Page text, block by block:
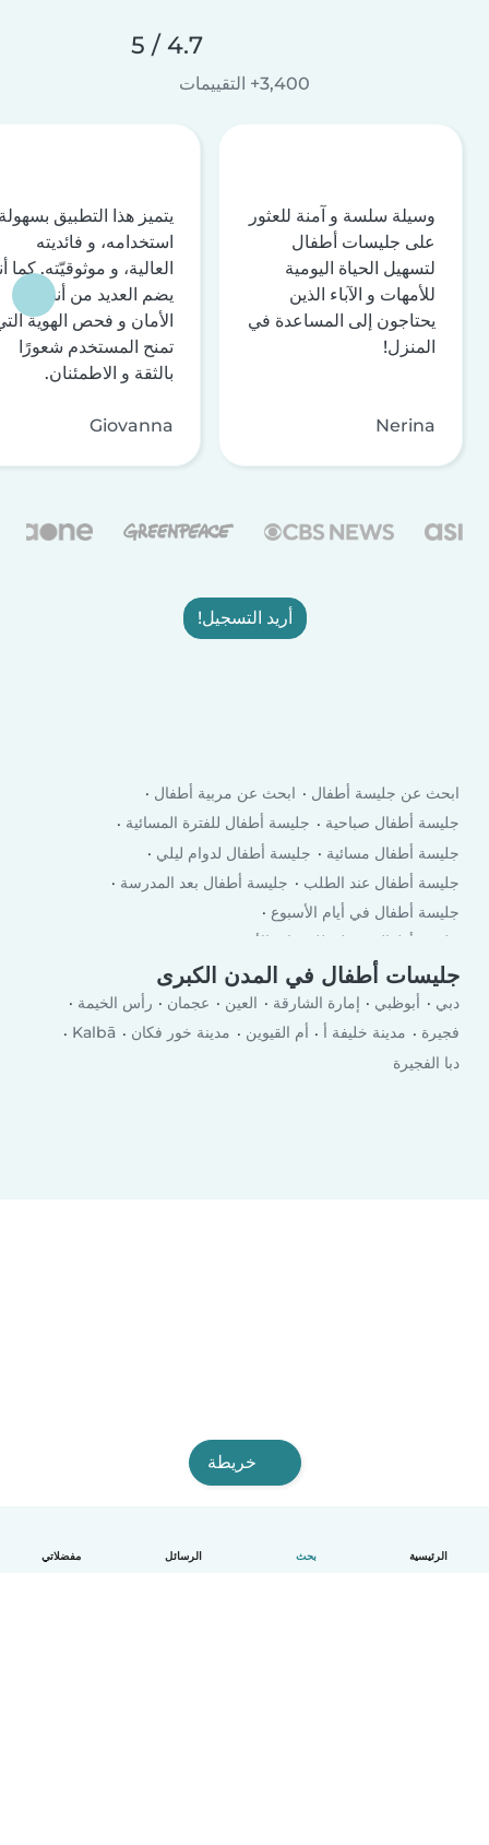
الرئيسية بحث الرسائل مفضلاتي
4.7 / 5
3,400+ التقييمات
وسيلة سلسة و آمنة للعثور
على جليسات أطفال
لتسهيل الحياة اليومية
للأمهات و الآباء الذين
يحتاجون إلى المساعدة في
المنزل!
Nerina
يتميز هذا التطبيق
استخدامه، و فائديته
العالية، و موثوقيّته. كما
يضم العديد من أنظمة
الأمان و فحص الهوية
تمنح المستخدم شعورًا
بالثقة و الاطمئنان.
Giovanna
أريد التسجيل!
ابحث عن جليسة أطفال
ابحث عن مربية أطفال
جليسة أطفال صباحية
جليسة أطفال للفترة المسائية
جليسة أطفال مسائية
جليسة أطفال لدوام ليلي
جليسة أطفال عند الطلب
جليسة أطفال بعد المدرسة
جليسة أطفال في أيام الأسبوع
جليسة أطفال في لعطلة نهاية الأسبوع
جليسات أطفال في المدن الكبرى
دبي أبوظبي إمارة الشارقة العين عجمان
رأس الخيمة
فجيرة
مدينة خليفة أ أم القيوين مدينة خور فكان
Kalbā
دبا الفجيرة
خريطة